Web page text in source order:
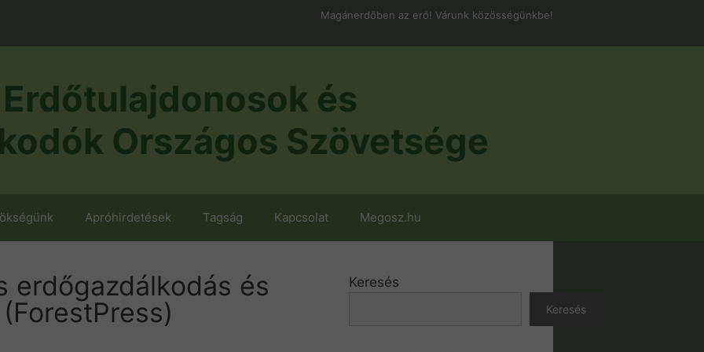
Magánerdőben az erő! Várunk közösségünkbe!
és
Országos Szövetsége
Apróhirdetések Tagság Kapcsolat Megosz.hu
erdőgazdálkodás és
Keresés
Keresés